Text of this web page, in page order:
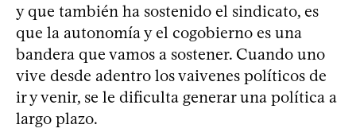
y que también ha sostenido el sindicato, es
que la autonomía y el cogobierno es una
bandera que vamos a sostener. Cuando uno
vive desde adentro los vaivenes políticos de
ir y venir, se le dificulta generar una política a
largo plazo.